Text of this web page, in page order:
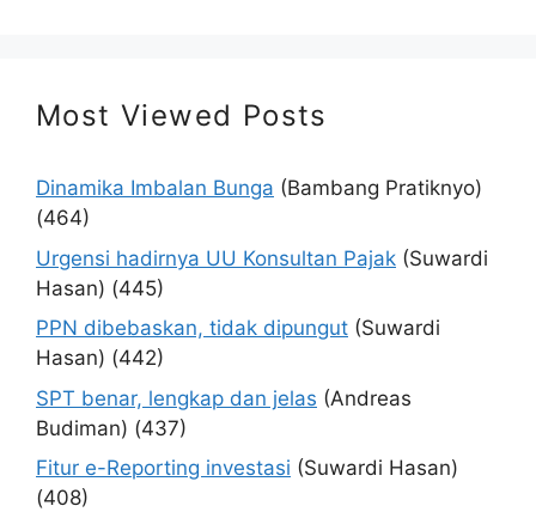
Most Viewed Posts
Dinamika Imbalan Bunga (Bambang Pratiknyo)
(464)
Urgensi hadirnya UU Konsultan Pajak (Suwardi
Hasan) (445)
PPN dibebaskan, tidak dipungut (Suwardi
Hasan) (442)
SPT benar, lengkap dan jelas (Andreas
Budiman) (437)
Fitur e-Reporting investasi (Suwardi Hasan)
(408)